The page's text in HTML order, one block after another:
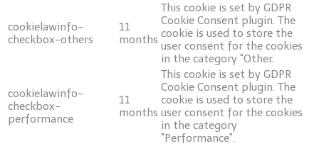
cookielawinfo-
checkbox-others
11
months
This cookie is set by GDPR
Cookie Consent plugin. The
cookie is used to store the
user consent for the cookies
in the category "Other.
cookielawinfo-
checkbox-
performance
11
months
This cookie is set by GDPR
Cookie Consent plugin. The
cookie is used to store the
user consent for the cookies
in the category
"Performance".